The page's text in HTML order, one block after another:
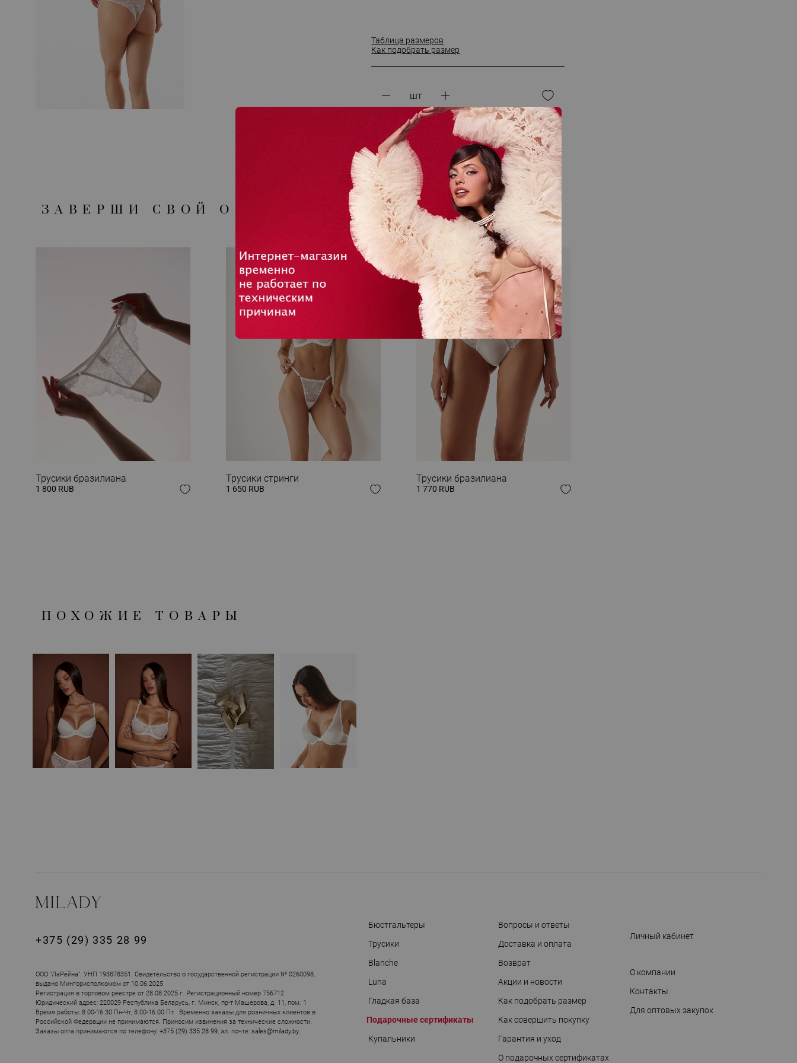
Таблица размеров
Как подобрать размер
шт
ЗАВЕРШИ СВОЙ ОБРАЗ
Трусики бразилиана
1 800 RUB
Трусики стринги
1 650 RUB
Трусики бразилиана
1 770 RUB
ПОХОЖИЕ ТОВАРЫ
+375 (29) 335 28 99
ООО "ЛаРейна". УНП 193878351. Свидетельство о государственной регистрации № 0260098,
выдано Мингорисполкомом от 10.06.2025
Регистрация в торговом реестре от 28.08.2025 г. Регистрационный номер 756712
Юридический адрес: 220029 Республика Беларусь, г. Минск, пр-т Машерова, д. 11, пом. 1
Время работы: 8.00-16.30 Пн-Чт, 8.00-16.00 Пт. Временно заказы для розничных клиентов в
Российской Федерации не принимаются. Приносим извинения за технические сложности.
Заказы опта принимаются по телефону: +375 (29) 335 28 99 , эл. почте: sales@milady.by.
Бюстгальтеры
Трусики
Blanche
Luna
Гладкая база
Подарочные сертификаты
Купальники
Вопросы и ответы
Доставка и оплата
Возврат
Акции и новости
Как подобрать размер
Как совершить покупку
Гарантия и уход
О подарочных сертификатах
Личный кабинет
О компании
Контакты
Для оптовых закупок